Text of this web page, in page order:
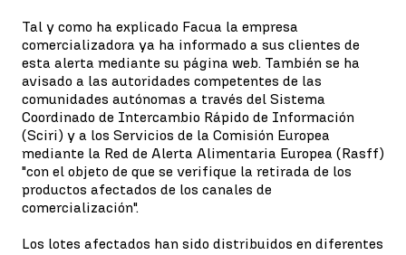
Tal y como ha explicado Facua la empresa
comercializadora ya ha informado a sus clientes de
esta alerta mediante su página web. También se ha
avisado a las autoridades competentes de las
comunidades autónomas a través del Sistema
Coordinado de Intercambio Rápido de Información
(Sciri) y a los Servicios de la Comisión Europea
mediante la Red de Alerta Alimentaria Europea (Rasff)
"con el objeto de que se verifique la retirada de los
productos afectados de los canales de
comercialización".
Los lotes afectados han sido distribuidos en diferentes